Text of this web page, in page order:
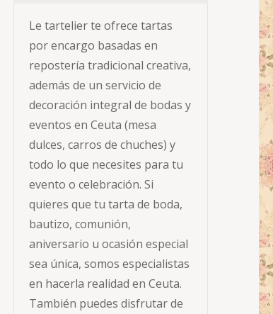
Le tartelier te ofrece tartas
por encargo basadas en
repostería tradicional creativa,
además de un servicio de
decoración integral de bodas y
eventos en Ceuta (mesa
dulces, carros de chuches) y
todo lo que necesites para tu
evento o celebración. Si
quieres que tu tarta de boda,
bautizo, comunión,
aniversario u ocasión especial
sea única, somos especialistas
en hacerla realidad en Ceuta.
También puedes disfrutar de